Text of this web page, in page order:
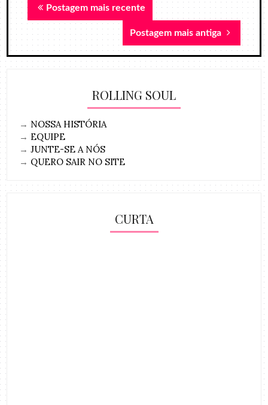
Postagem mais recente
Postagem mais antiga
ROLLING SOUL
→ NOSSA HISTÓRIA
→ EQUIPE
→JUNTE-SE A NÓS
→ QUERO SAIR NO SITE
CURTA